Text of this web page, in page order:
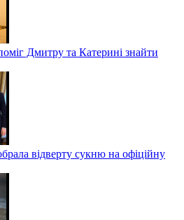
Дмитру та Катерині знайти
відверту сукню на офіційну